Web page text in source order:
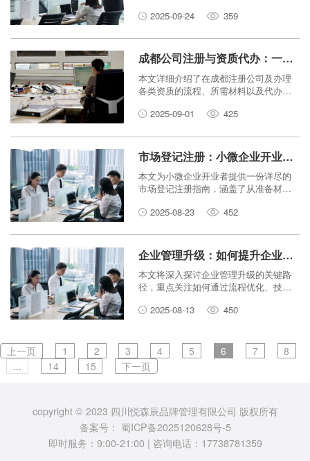
保护品牌权益。
2025-09-24 359
成都公司注册与资质代办：一站式服务详解
本文详细介绍了在成都注册公司及办理
各类资质的流程、所需材料以及代办服
案。2025-09-01 425
市场登记注册：小微企业开业必备指南
本文为小微企业开业者提供一份详尽的
市场登记注册指南，涵盖了从准备材料
业之路。
2025-08-23 452
企业管理升级：如何提升企业运营效率？
本文将深入探讨企业管理升级的关键路
径，重点关注如何通过流程优化、技术
面提升企业的运营效率，实现可持续发
2025-08-13 450
上一页 1 2 3 4 5 6 7
8
...
14 15 下一页
copyright © 2023 四川悦森辰品牌管理有限公司 版权所有
备案号： 蜀ICP备2025120628号-5
即时服务：9:00-21:00 | 咨询电话：17738781359